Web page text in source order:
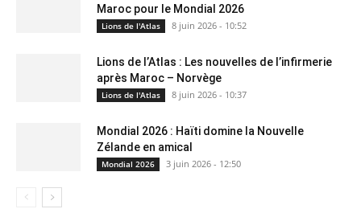
Maroc pour le Mondial 2026
Lions de l'Atlas 8 juin 2026 - 10:52
Lions de l’Atlas : Les nouvelles de l’infirmerie
après Maroc – Norvège
Lions de l'Atlas 8 juin 2026 - 10:37
Mondial 2026 : Haïti domine la Nouvelle
Zélande en amical
Mondial 2026 3 juin 2026 - 12:50